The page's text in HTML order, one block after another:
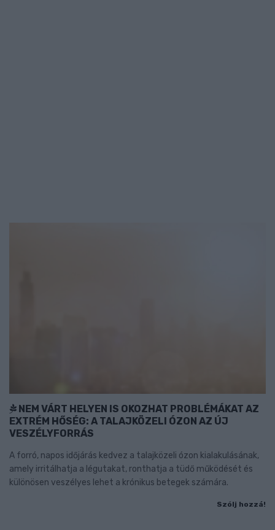
NEM VÁRT HELYEN IS OKOZHAT PROBLÉMÁKAT AZ
EXTRÉM HŐSÉG: A TALAJKÖZELI ÓZON AZ ÚJ
VESZÉLYFORRÁS
A forró, napos időjárás kedvez a talajközeli ózon kialakulásának,
amely irritálhatja a légutakat, ronthatja a tüdő működését és
különösen veszélyes lehet a krónikus betegek számára.
Szólj hozzá!